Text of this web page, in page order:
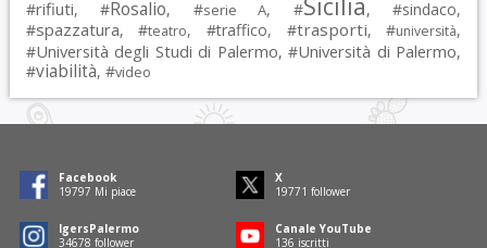
#rifiuti, #Rosalio, #serie A, # , #sindaco,
#spazzatura, #teatro, #traffico, #trasporti, #università,
#Università degli Studi di Palermo, #Università di Palermo,
#viabilità, #video
Facebook
19797 Mi piace
X
19771 follower
IgersPalermo
34678 follower
Canale YouTube
136 iscritti